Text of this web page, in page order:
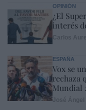
OPINIÓN
¿El
interés
ESPAÑA
Vox se
rechaza
Mundial